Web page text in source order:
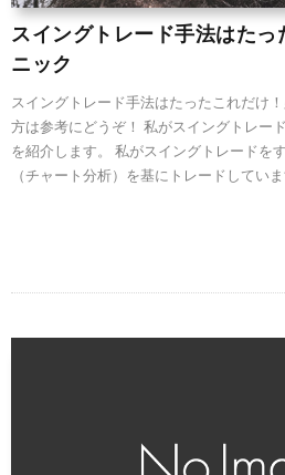
スイングトレード手法はたっ
ニック
スイングトレード手法はたったこれだけ
方は参考にどうぞ！ 私がスイングトレー
を紹介します。 私がスイングトレードを
（チャート分析）を基にトレードしてい